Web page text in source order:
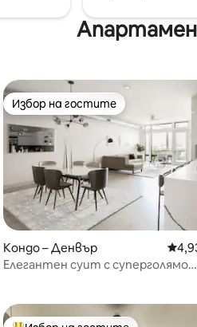
4,96 от 5, 122 отзива
Избор на гостите
Избор на гостите
Кондо – Денвър
Елегантен суит с суперголямо